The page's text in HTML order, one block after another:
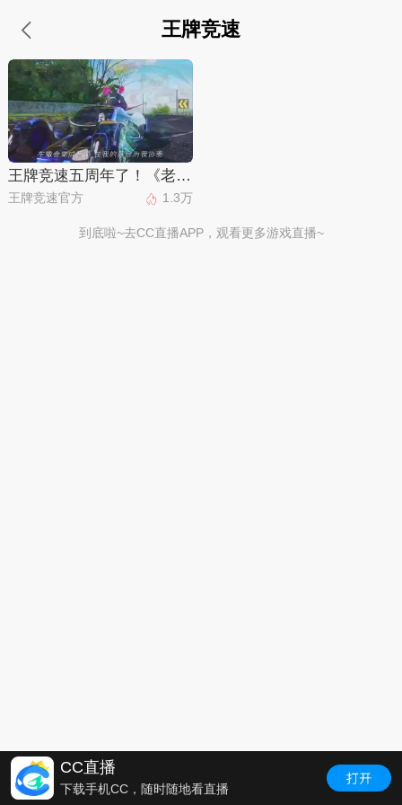
王牌竞速
王牌竞速五周年了！《老 司 机 诱 捕 器》—— ∞ ∞ ∞燃 到 超 速 ∞ ∞ ∞
王牌竞速官方 1.3万
到底啦~去CC直播APP，观看更多游戏直播~
CC直播
下载手机CC，随时随地看直播